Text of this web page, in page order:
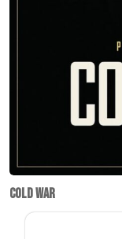
Cold War